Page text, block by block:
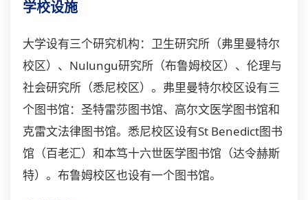
学校设施
大学设有三个研究机构：卫生研究所（弗里曼特尔
校区）、Nulungu研究所（布鲁姆校区）、伦理与
社会研究所（悉尼校区）。弗里曼特尔校区设有三
个图书馆：圣特雷莎图书馆、高尔文医学图书馆和
克雷文法律图书馆。悉尼校区设有St Benedict图书
馆（百老汇）和本笃十六世医学图书馆（达令赫斯
特）。布鲁姆校区也设有一个图书馆。